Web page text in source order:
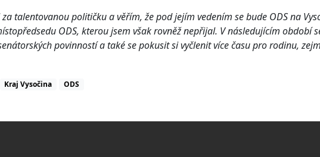
talentovanou političku a věřím, že pod jejím vedením se bude ODS na
ODS, kterou jsem však rovněž nepřijal. V následujícím období
povinností a také se pokusit si vyčlenit více času pro rodinu,
Kraj Vysočina ODS